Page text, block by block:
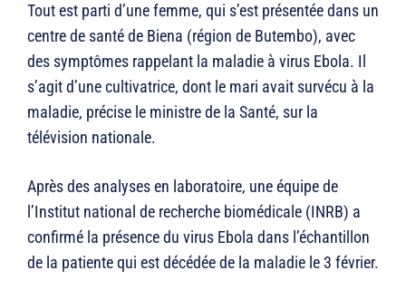
Tout est parti d’une femme, qui s’est présentée dans un
centre de santé de Biena (région de Butembo), avec
des symptômes rappelant la maladie à virus Ebola. Il
s’agit d’une cultivatrice, dont le mari avait survécu à la
maladie, précise le ministre de la Santé, sur la
télévision nationale.
Après des analyses en laboratoire, une équipe de
l’Institut national de recherche biomédicale (INRB) a
confirmé la présence du virus Ebola dans l’échantillon
de la patiente qui est décédée de la maladie le 3 février.